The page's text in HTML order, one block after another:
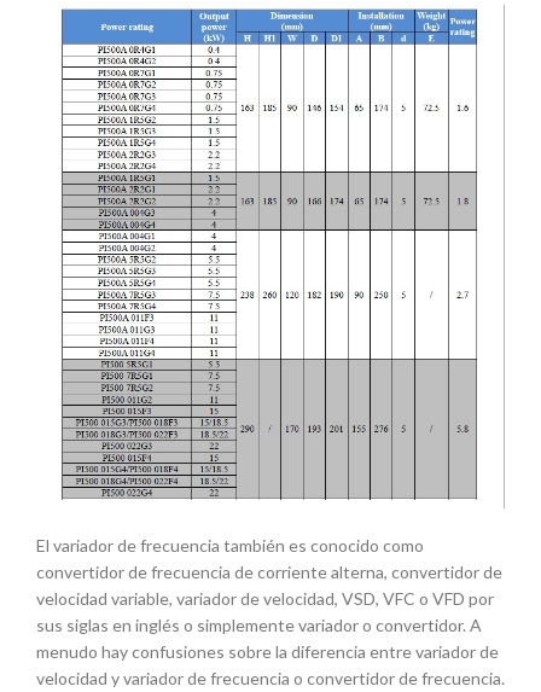
El variador de frecuencia también es conocido como
convertidor de frecuencia de corriente alterna, convertidor de
velocidad variable, variador de velocidad, VSD, VFC o VFD por
sus siglas en inglés o simplemente variador o convertidor. A
menudo hay confusiones sobre la diferencia entre variador de
velocidad y variador de frecuencia o convertidor de frecuencia.